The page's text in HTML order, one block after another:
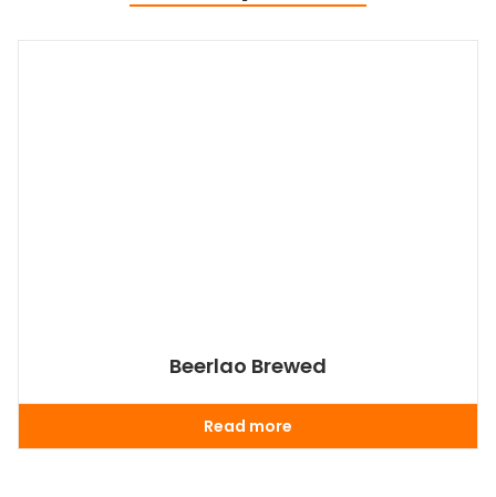
Beerlao Brewed
Read more